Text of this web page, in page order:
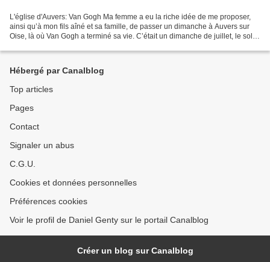
L'église d'Auvers: Van Gogh Ma femme a eu la riche idée de me proposer,
ainsi qu’à mon fils aîné et sa famille, de passer un dimanche à Auvers sur
Oise, là où Van Gogh a terminé sa vie. C’était un dimanche de juillet, le soleil
Hébergé par Canalblog
Top articles
Pages
Contact
Signaler un abus
C.G.U.
Cookies et données personnelles
Préférences cookies
Voir le profil de Daniel Genty sur le portail Canalblog
Créer un blog sur Canalblog